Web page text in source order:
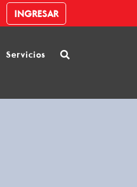
INGRESAR
Servicios